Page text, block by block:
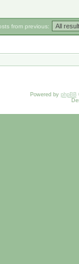
from previous:
Powered by phpBB